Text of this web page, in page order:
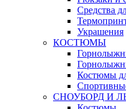
Средства
Украшения
КОСТЮМЫ
Костюмы
СНОУБОРД И